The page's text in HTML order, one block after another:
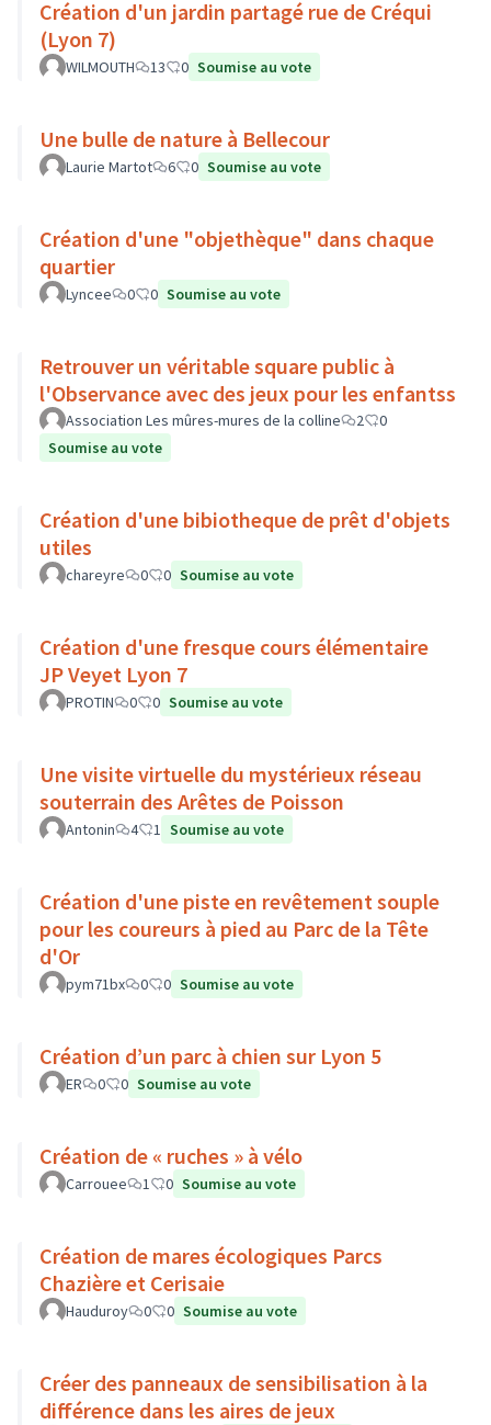
Création d'un jardin partagé rue de Créqui
(Lyon 7)
WILMOUTH 13 0 Soumise au vote
Une bulle de nature à Bellecour
Laurie Martot 6 0 Soumise au vote
Création d'une "objethèque" dans chaque
quartier
Lyncee 0 0 Soumise au vote
Retrouver un véritable square public à
l'Observance avec des jeux pour les enfantss
Association Les mûres-mures de la colline 2
0
Soumise au vote
Création d'une bibiotheque de prêt d'objets
utiles
chareyre 0 0 Soumise au vote
Création d'une fresque cours élémentaire
JP Veyet Lyon 7
PROTIN 0 0 Soumise au vote
Une visite virtuelle du mystérieux réseau
souterrain des Arêtes de Poisson
Antonin 4 1 Soumise au vote
Création d'une piste en revêtement souple
pour les coureurs à pied au Parc de la Tête
d'Or
pym71bx 0 0 Soumise au vote
Création d’un parc à chien sur Lyon 5
ER 0 0 Soumise au vote
Création de « ruches » à vélo
Carrouee 1 0 Soumise au vote
Création de mares écologiques Parcs
Chazière et Cerisaie
Hauduroy 0 0 Soumise au vote
Créer des panneaux de sensibilisation à la
différence dans les aires de jeux